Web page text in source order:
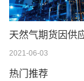
2021-06-03
热门推荐